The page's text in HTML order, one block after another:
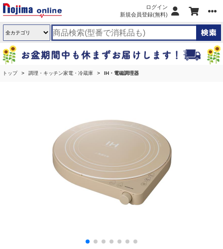
ログイン
新規会員登録(無料)
トップ 調理・キッチン家電・冷蔵庫 IH・電磁調理器